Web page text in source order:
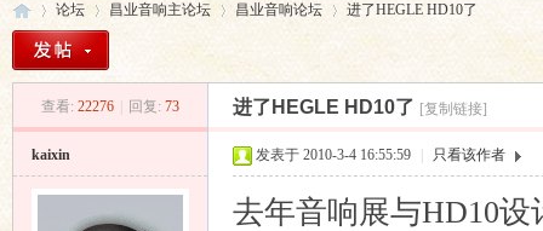
论坛
›
昌业音响主论坛 昌业音响论坛
›
进了HEGLE HD10了
查看: 22276 回复: 73 进了HEGLE HD10了 [复制链接]
kaixin 发表于 2010-3-4 16:55:59 只看该作者
去年音响展与HD10